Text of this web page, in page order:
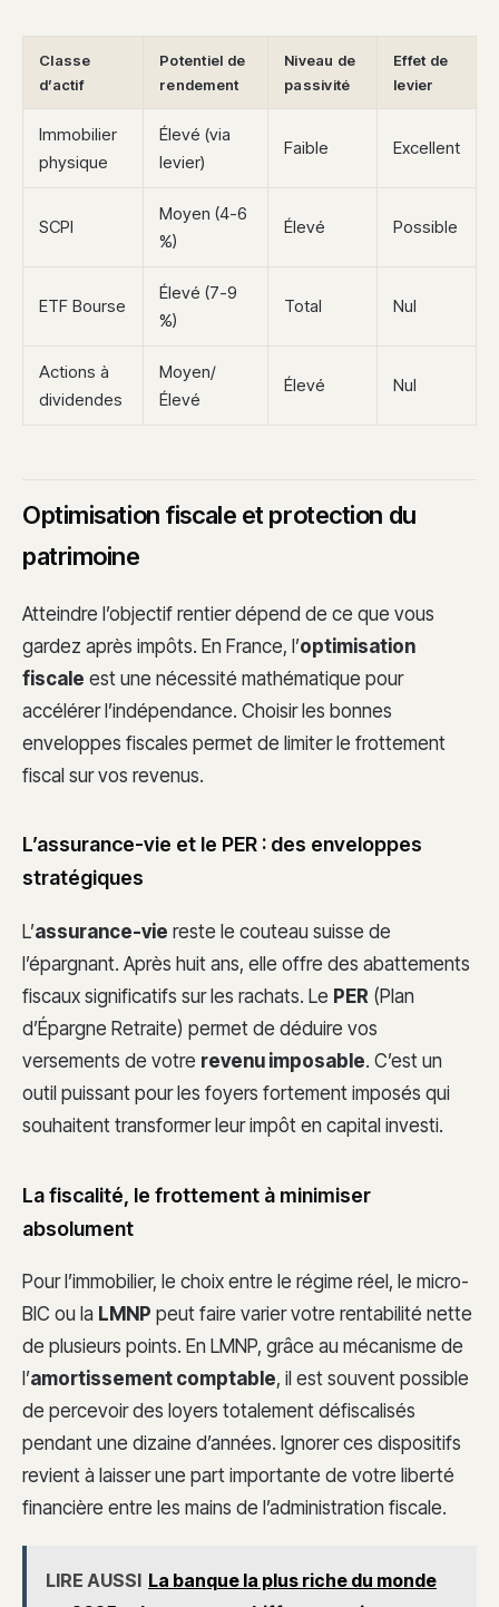
Classe
d’actif
Potentiel de
rendement
Niveau de
passivité
Effet de
levier
Immobilier
physique
Élevé (via
levier)
Faible Excellent
SCPI
Moyen (4-6
%)
Élevé Possible
ETF Bourse
Élevé (7-9
%)
Total Nul
Actions à
dividendes
Moyen/
Élevé
Élevé Nul
Optimisation fiscale et protection du
patrimoine
Atteindre l’objectif rentier dépend de ce que vous
gardez après impôts. En France, l’optimisation
fiscale est une nécessité mathématique pour
accélérer l’indépendance. Choisir les bonnes
enveloppes fiscales permet de limiter le frottement
fiscal sur vos revenus.
L’assurance-vie et le PER : des enveloppes
stratégiques
L’assurance-vie reste le couteau suisse de
l’épargnant. Après huit ans, elle offre des abattements
fiscaux significatifs sur les rachats. Le PER (Plan
d’Épargne Retraite) permet de déduire vos
versements de votre revenu imposable. C’est un
outil puissant pour les foyers fortement imposés qui
souhaitent transformer leur impôt en capital investi.
La fiscalité, le frottement à minimiser
absolument
Pour l’immobilier, le choix entre le régime réel, le micro-
BIC ou la LMNP peut faire varier votre rentabilité nette
de plusieurs points. En LMNP, grâce au mécanisme de
l’amortissement comptable, il est souvent possible
de percevoir des loyers totalement défiscalisés
pendant une dizaine d’années. Ignorer ces dispositifs
revient à laisser une part importante de votre liberté
financière entre les mains de l’administration fiscale.
LIRE AUSSI La banque la plus riche du monde